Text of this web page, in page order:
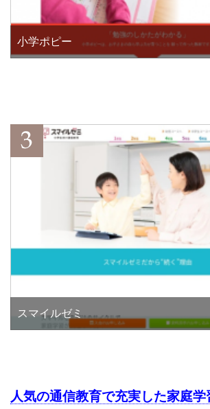
小学ポピー
スマイルゼミ
人気の通信教育で充実した家庭